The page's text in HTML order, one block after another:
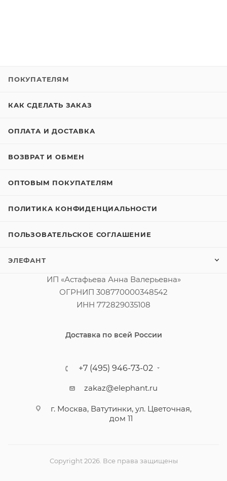
ПОКУПАТЕЛЯМ
КАК СДЕЛАТЬ ЗАКАЗ
ОПЛАТА И ДОСТАВКА
ВОЗВРАТ И ОБМЕН
ОПТОВЫМ ПОКУПАТЕЛЯМ
ПОЛИТИКА КОНФИДЕНЦИАЛЬНОСТИ
ПОЛЬЗОВАТЕЛЬСКОЕ СОГЛАШЕНИЕ
ЭЛЕФАНТ
ИП «Астафьева Анна Валерьевна»
ОГРНИП 308770000348542
ИНН 772829035108
Доставка по всей России
+7 (495) 946-73-02
zakaz@elephant.ru
г. Москва, Ватутинки, ул. Цветочная,
дом 11
Copyright 2026. Все права защищены